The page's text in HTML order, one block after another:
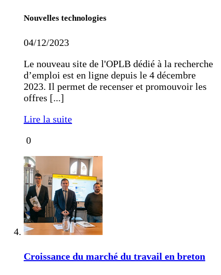
Nouvelles technologies
04/12/2023
Le nouveau site de l'OPLB dédié à la recherche
d’emploi est en ligne depuis le 4 décembre
2023. Il permet de recenser et promouvoir les
offres [...]
Lire la suite
0
Croissance du marché du travail en breton